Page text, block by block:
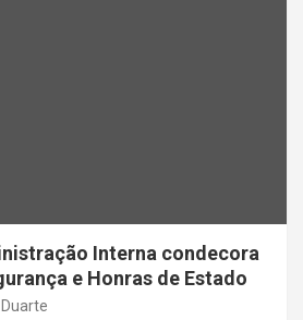
Interna condecora
e Honras de Estado